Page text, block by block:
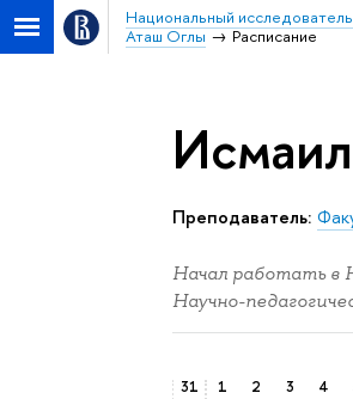
Национальный
Аташ Оглы
Расписание
Преподаватель:
Начал работать в
Научно-
31 1 2 3 4